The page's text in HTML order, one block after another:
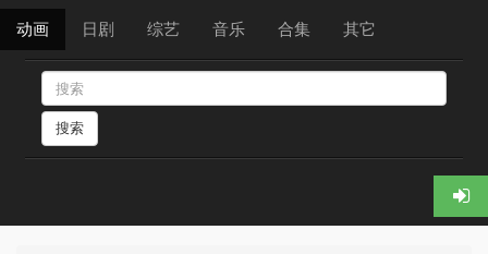
动画 日剧 综艺 音乐 合集 其它
搜索